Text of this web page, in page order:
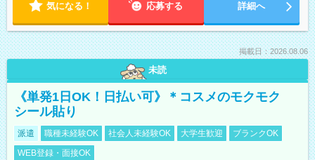
気になる！ 応募する 詳細へ
掲載日：2026.08.06
未読
《単発1日OK！日払い可》＊コスメのモクモク
シール貼り
派遣 職種未経験OK 社会人未経験OK 大学生歓迎
ブランクOK
WEB登録・面接OK